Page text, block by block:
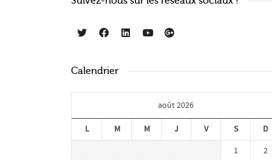
Calendrier
août 2026
L M M J V S
D
1
2